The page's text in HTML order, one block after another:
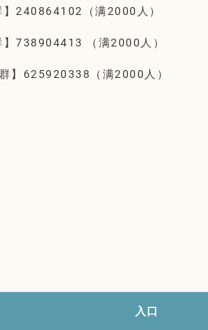
240864102（满2000人）
738904413 （满2000人）
】625920338（满2000人）
入口